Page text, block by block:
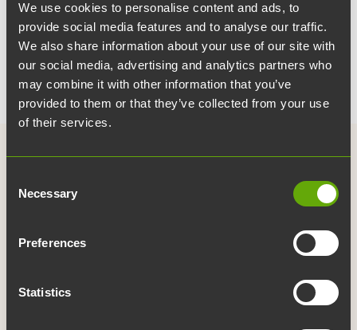
We use cookies to personalise content and ads, to
provide social media features and to analyse our traffic.
We also share information about your use of our site with
our social media, advertising and analytics partners who
may combine it with other information that you’ve
provided to them or that they’ve collected from your use
of their services.
Selection
Necessary
Preferences
Statistics
Yhteystiedot
Julkaisut